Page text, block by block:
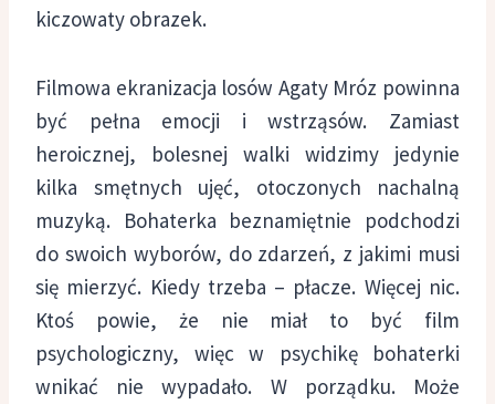
kiczowaty obrazek.
Filmowa ekranizacja losów Agaty Mróz powinna
być pełna emocji i wstrząsów. Zamiast
heroicznej, bolesnej walki widzimy jedynie
kilka smętnych ujęć, otoczonych nachalną
muzyką. Bohaterka beznamiętnie podchodzi
do swoich wyborów, do zdarzeń, z jakimi musi
się mierzyć. Kiedy trzeba – płacze. Więcej nic.
Ktoś powie, że nie miał to być film
psychologiczny, więc w psychikę bohaterki
wnikać nie wypadało. W porządku. Może